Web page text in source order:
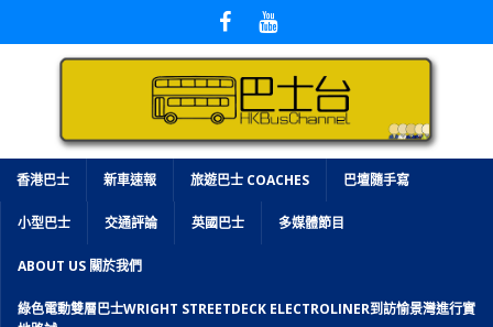
香港巴士 新車速報 旅遊巴士 COACHES 巴壇隨手寫
小型巴士 交通評論 英國巴士 多媒體節目
ABOUT US 關於我們
綠色電動雙層巴士WRIGHT STREETDECK ELECTROLINER到訪愉景灣進行實